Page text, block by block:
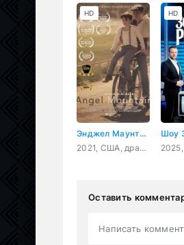
Энджел Маунтин
2021, США, драма
HD HD
Оставить
Написать